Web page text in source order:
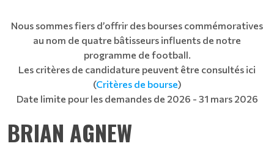
Nous sommes fiers d’offrir des bourses commémoratives
au nom de quatre bâtisseurs influents de notre
programme de football.
Les critères de candidature peuvent être consultés ici
(Critères de bourse)
Date limite pour les demandes de 2026 - 31 mars 2026
BRIAN AGNEW